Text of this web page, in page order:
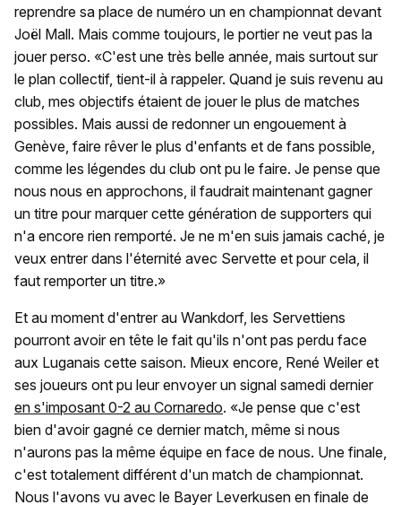
reprendre sa place de numéro un en championnat devant
Joël Mall. Mais comme toujours, le portier ne veut pas la
jouer perso. «C'est une très belle année, mais surtout sur
le plan collectif, tient-il à rappeler. Quand je suis revenu au
club, mes objectifs étaient de jouer le plus de matches
possibles. Mais aussi de redonner un engouement à
Genève, faire rêver le plus d'enfants et de fans possible,
comme les légendes du club ont pu le faire. Je pense que
nous nous en approchons, il faudrait maintenant gagner
un titre pour marquer cette génération de supporters qui
n'a encore rien remporté. Je ne m'en suis jamais caché, je
veux entrer dans l'éternité avec Servette et pour cela, il
faut remporter un titre.»
Et au moment d'entrer au Wankdorf, les Servettiens
pourront avoir en tête le fait qu'ils n'ont pas perdu face
aux Luganais cette saison. Mieux encore, René Weiler et
ses joueurs ont pu leur envoyer un signal samedi dernier
en s'imposant 0-2 au Cornaredo. «Je pense que c'est
bien d'avoir gagné ce dernier match, même si nous
n'aurons pas la même équipe en face de nous. Une finale,
c'est totalement différent d'un match de championnat.
Nous l'avons vu avec le Bayer Leverkusen en finale de